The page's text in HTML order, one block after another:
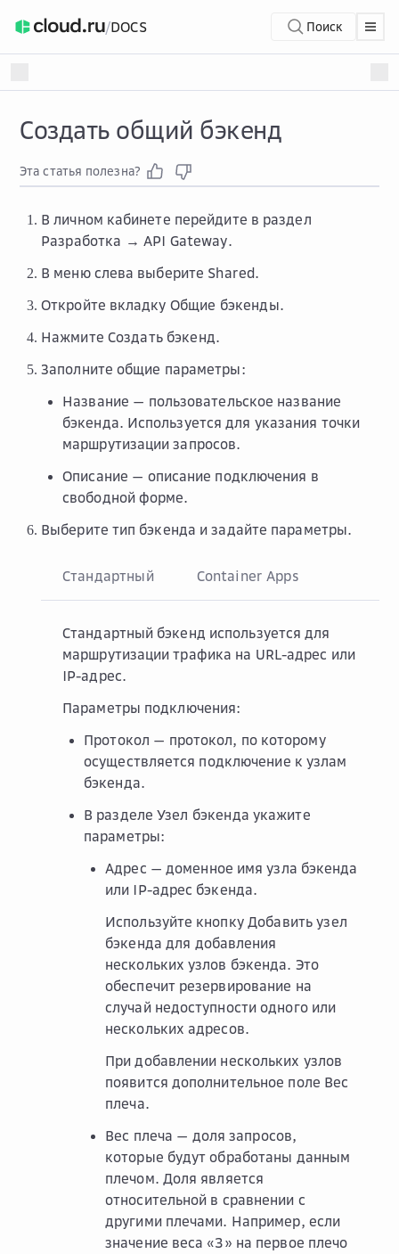
/DOCS Поиск
Создать общий бэкенд
Эта статья полезна?
В личном кабинете перейдите в раздел
Разработка → API Gateway.
В меню слева выберите Shared.
Откройте вкладку Общие бэкенды.
Нажмите Создать бэкенд.
Заполните общие параметры:
Название — пользовательское название
бэкенда. Используется для указания точки
маршрутизации запросов.
Описание — описание подключения в
свободной форме.
Выберите тип бэкенда и задайте параметры.
Стандартный Container Apps
Стандартный бэкенд используется для
маршрутизации трафика на URL-адрес или
IP-адрес.
Параметры подключения:
Протокол — протокол, по которому
осуществляется подключение к узлам
бэкенда.
В разделе Узел бэкенда укажите
параметры:
Адрес — доменное имя узла бэкенда
или IP-адрес бэкенда.
Используйте кнопку Добавить узел
бэкенда для добавления
нескольких узлов бэкенда. Это
обеспечит резервирование на
случай недоступности одного или
нескольких адресов.
При добавлении нескольких узлов
появится дополнительное поле Вес
плеча.
Вес плеча — доля запросов,
которые будут обработаны данным
плечом. Доля является
относительной в сравнении с
другими плечами. Например, если
значение веса «3» на первое плечо